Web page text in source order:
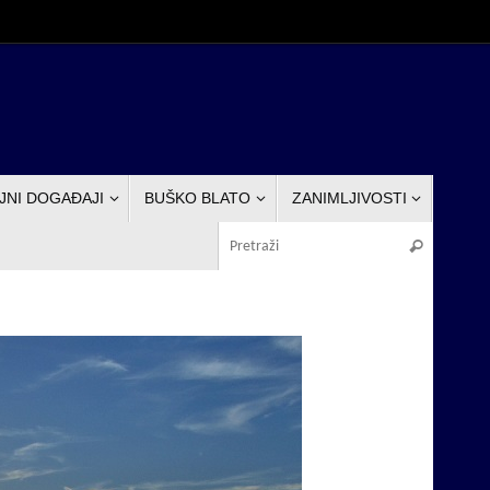
DOGAĐAJI BUŠKO BLATO ZANIMLJIVOSTI
Pretraži